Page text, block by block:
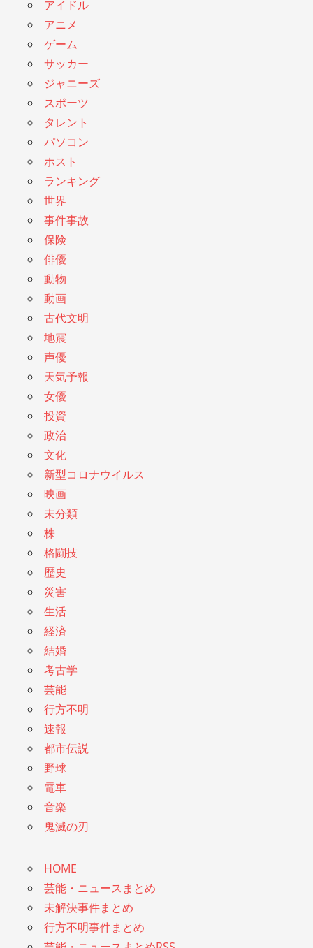
アイドル
アニメ
ゲーム
サッカー
ジャニーズ
スポーツ
タレント
パソコン
ホスト
ランキング
世界
事件事故
保険
俳優
動物
動画
古代文明
地震
声優
天気予報
女優
投資
政治
文化
新型コロナウイルス
映画
未分類
株
格闘技
歴史
災害
生活
経済
結婚
考古学
芸能
行方不明
速報
都市伝説
野球
電車
音楽
鬼滅の刃
HOME
芸能・ニュースまとめ
未解決事件まとめ
行方不明事件まとめ